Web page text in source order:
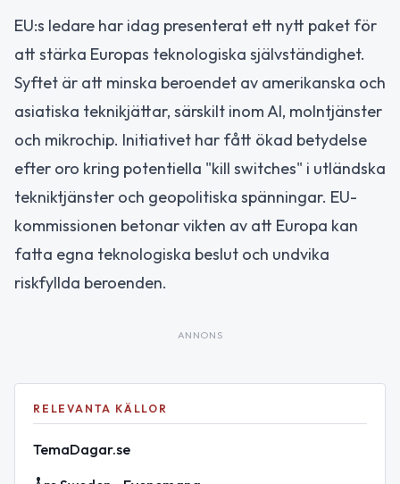
EU:s ledare har idag presenterat ett nytt paket för
att stärka Europas teknologiska självständighet.
Syftet är att minska beroendet av amerikanska och
asiatiska teknikjättar, särskilt inom AI, molntjänster
och mikrochip. Initiativet har fått ökad betydelse
efter oro kring potentiella "kill switches" i utländska
tekniktjänster och geopolitiska spänningar. EU-
kommissionen betonar vikten av att Europa kan
fatta egna teknologiska beslut och undvika
riskfyllda beroenden.
ANNONS
RELEVANTA KÄLLOR
TemaDagar.se